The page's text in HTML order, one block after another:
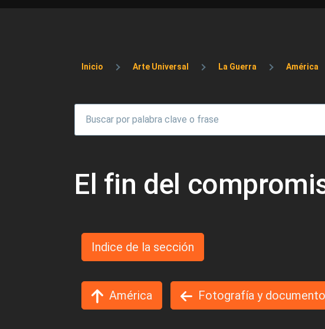
Sobrescribir enlaces de
Inicio Arte Universal La Guerra América
El fin del
Indice de la sección
América Fotografía y documento